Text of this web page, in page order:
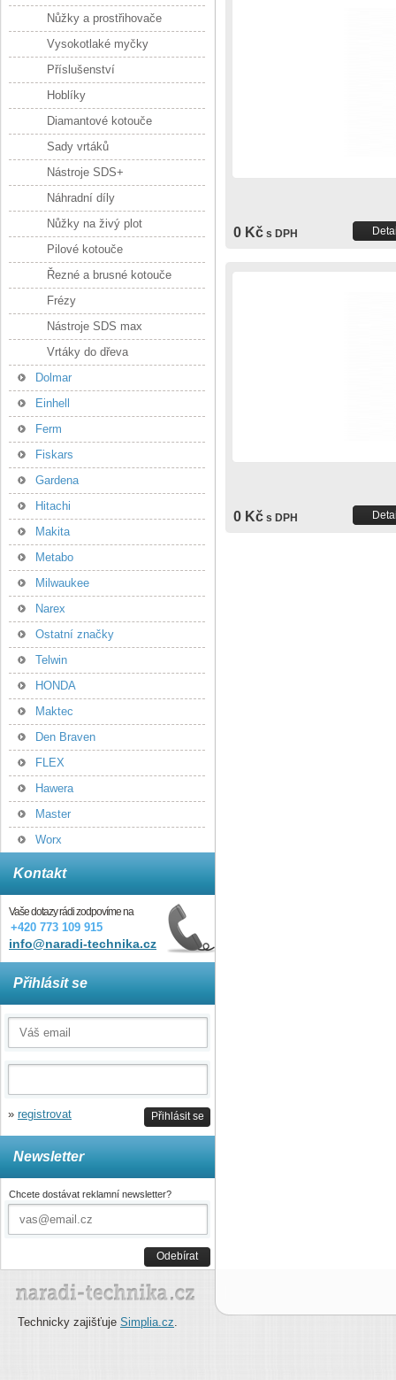
0 Kč s DPH
0 Kč s DPH
Nůžky a prostřihovače
Vysokotlaké myčky
Příslušenství
Hoblíky
Diamantové kotouče
Sady vrtáků
Nástroje SDS+
Náhradní díly
Nůžky na živý plot
Pilové kotouče
Řezné a brusné kotouče
Frézy
Nástroje SDS max
Vrtáky do dřeva
Dolmar
Einhell
Ferm
Fiskars
Gardena
Hitachi
Makita
Metabo
Milwaukee
Narex
Ostatní značky
Telwin
HONDA
Maktec
Den Braven
FLEX
Hawera
Master
Worx
Kontakt
Vaše dotazy rádi zodpovíme na
+420 773 109 915
info@naradi-technika.cz
Přihlásit se
Přihlásit se
» registrovat
Newsletter
Chcete dostávat reklamní newsletter?
Odebírat
Technicky zajišťuje Simplia.cz.